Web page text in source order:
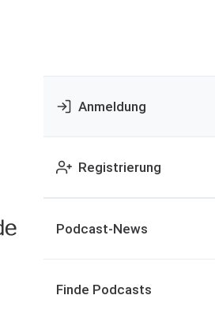
Anmeldung
Registrierung
Podcast-News
Finde Podcasts